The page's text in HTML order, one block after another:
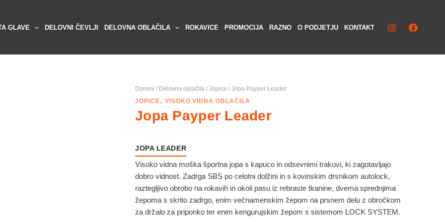
GLAVE DELOVNI ČEVLJI DELOVNA OBLAČILA ROKAVICE PROMOCIJA RAZNO O PODJETJU KONTAKT
Domov / Delovna oblačila / Jopice / Jopa Payper Leader
JOPICE, VISOKO VIDNA OBLAČILA
Jopa Payper Leader
JOPA LEADER
Visoko vidna moška športna jopa s kapuco in odsevnimi trakovi, ki zagotavljajo
dobro vidnost. Zadrga SBS po celotni dolžini in s kovinskim drsnikom autolock,
raztegljivo obrobo na rokavih in okoli pasu iz rebraste tkanine, dvema sprednjima
žepoma s skrito zadrgo, enim večnamenskim žepom na prsnem delu z obročkom
za držalo za priponko ter enim kengurujskim žepom s sistemom LOCK SYSTEM.